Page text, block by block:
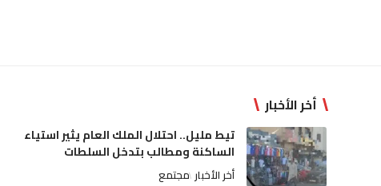
أخر الأخبار
تيط مليل.. احتلال الملك العام يثير استياء
الساكنة ومطالب بتدخل السلطات
أخر الأخبار مجتمع